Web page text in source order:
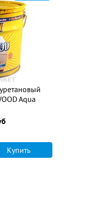
Aqua
Купить